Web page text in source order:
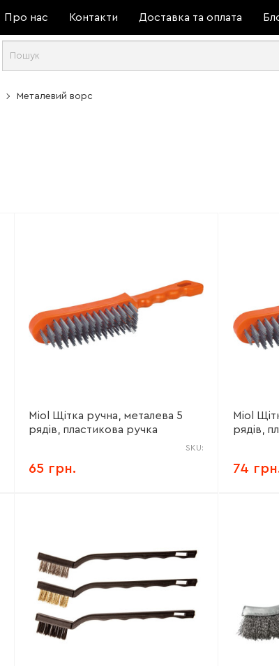
Про нас Контакти Доставка та оплата
Металевий ворс
Miol Щітка ручна, металева 5
рядів, пластикова ручка
SKU:
65 грн.
Miol
рядів,
74